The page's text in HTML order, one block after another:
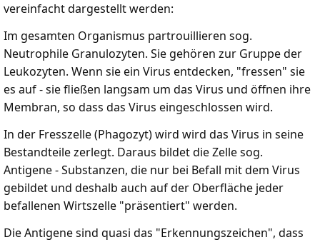
vereinfacht dargestellt werden:
Im gesamten Organismus partrouillieren sog.
Neutrophile Granulozyten. Sie gehören zur Gruppe der
Leukozyten. Wenn sie ein Virus entdecken, "fressen" sie
es auf - sie fließen langsam um das Virus und öffnen ihre
Membran, so dass das Virus eingeschlossen wird.
In der Fresszelle (Phagozyt) wird wird das Virus in seine
Bestandteile zerlegt. Daraus bildet die Zelle sog.
Antigene - Substanzen, die nur bei Befall mit dem Virus
gebildet und deshalb auch auf der Oberfläche jeder
befallenen Wirtszelle "präsentiert" werden.
Die Antigene sind quasi das "Erkennungszeichen", dass